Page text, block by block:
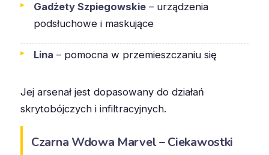
Gadżety Szpiegowskie – urządzenia
podsłuchowe i maskujące
Lina – pomocna w przemieszczaniu się
Jej arsenał jest dopasowany do działań
skrytobójczych i infiltracyjnych.
Czarna Wdowa Marvel – Ciekawostki